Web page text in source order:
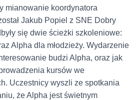
mianowanie koordynatora
Jakub Popiel z SNE Dobry
się dwie ścieżki szkoleniowe:
Alpha dla młodzieży. Wydarzenie
budzi Alpha, oraz jak
kursów we
Uczestnicy wyszli ze spotkania
że Alpha jest świetnym